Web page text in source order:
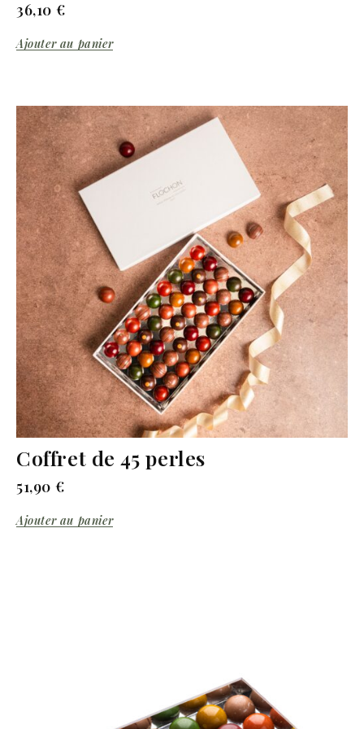
36,10 €
Ajouter au panier
Coffret de 45 perles
51,90 €
Ajouter au panier